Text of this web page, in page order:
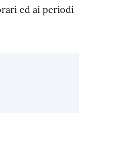
ed ai periodi